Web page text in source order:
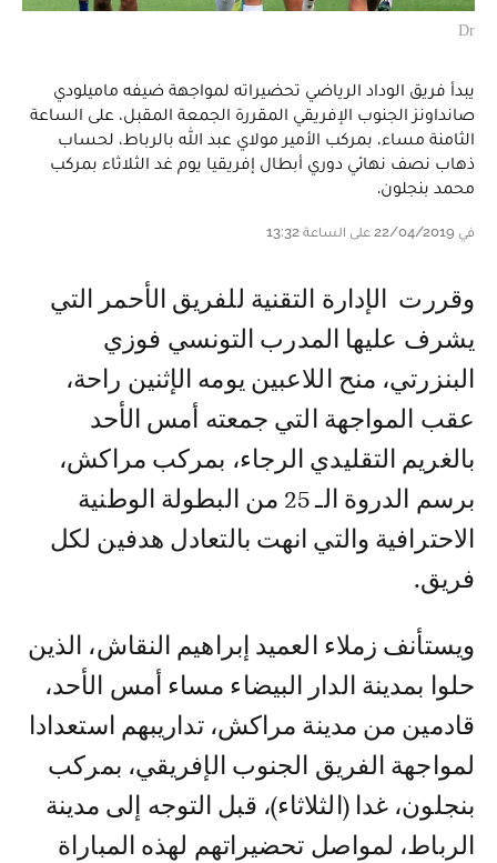
Dr
يبدأ فريق الوداد الرياضي تحضيراته لمواجهة ضيفه ماميلودي
صانداونز الجنوب الإفريقي المقررة الجمعة المقبل، على الساعة
الثامنة مساء، بمركب الأمير مولاي عبد الله بالرباط، لحساب
ذهاب نصف نهائي دوري أبطال إفريقيا يوم غد الثلاثاء بمركب
محمد بنجلون.
في 22/04/2019 على الساعة 13:32
وقررت الإدارة التقنية للفريق الأحمر التي
يشرف عليها المدرب التونسي فوزي
البنزرتي، منح اللاعبين يومه الإثنين راحة،
عقب المواجهة التي جمعته أمس الأحد
بالغريم التقليدي الرجاء، بمركب مراكش،
برسم الدروة الـ 25 من البطولة الوطنية
الاحترافية والتي انهت بالتعادل هدفين لكل
فريق.
ويستأنف زملاء العميد إبراهيم النقاش، الذين
حلوا بمدينة الدار البيضاء مساء أمس الأحد،
قادمين من مدينة مراكش، تداريبهم استعدادا
لمواجهة الفريق الجنوب الإفريقي، بمركب
بنجلون، غدا (الثلاثاء)، قبل التوجه إلى مدينة
الرباط، لمواصل تحضيراتهم لهذه المباراة